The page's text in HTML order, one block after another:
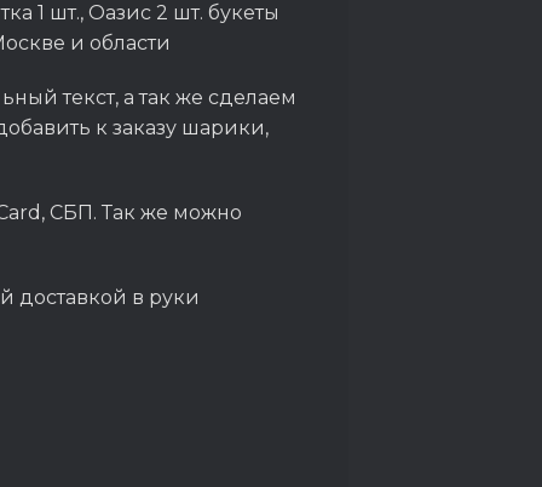
1 шт., Оазис 2 шт. букеты
и области
текст, а так же сделаем
к заказу шарики,
СБП. Так же можно
доставкой в руки